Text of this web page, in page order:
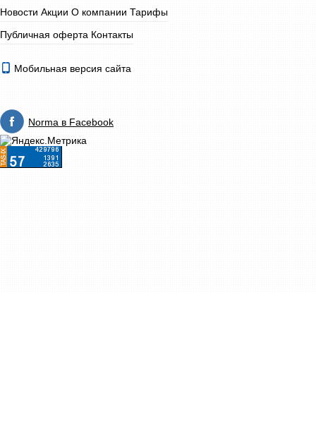
Новости Акции О компании Тарифы
Публичная оферта Контакты
Мобильная версия сайта
Norma в Facebook